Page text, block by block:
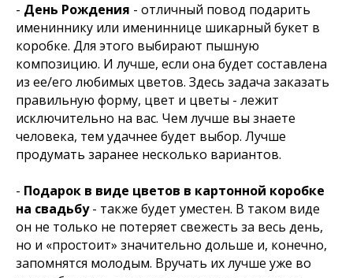
- День Рождения - отличный повод подарить
имениннику или имениннице шикарный букет в
коробке. Для этого выбирают пышную
композицию. И лучше, если она будет составлена
из ее/его любимых цветов. Здесь задача заказать
правильную форму, цвет и цветы - лежит
исключительно на вас. Чем лучше вы знаете
человека, тем удачнее будет выбор. Лучше
продумать заранее несколько вариантов.
- Подарок в виде цветов в картонной коробке
на свадьбу- также будет уместен. В таком виде
он не только не потеряет свежесть за весь день,
но и «простоит» значительно дольше и, конечно,
запомнятся молодым. Вручать их лучше уже во